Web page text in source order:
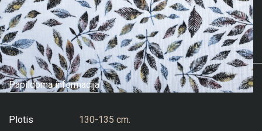
Papildoma informacija
Plotis 130-135 cm.